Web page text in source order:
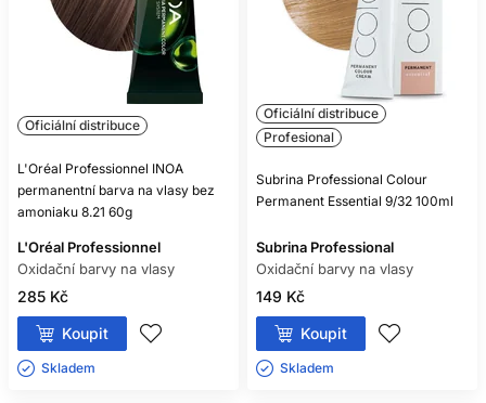
přizpůsobte pokožce i vlasům.
PROFESIONÁLNÍ
PLÁNOVÁNÍ RECEPTURY
Před službou si zapište použitou řadu, odstíny, poměr,
při další návštěvě přesně zopakovat nebo cíleně upravit.
Fotografie při stejném osvětlení je užitečnější než spoléhání
Při korekci, neznámé historii, velmi porézních vlasech nebo
výrazné změně odstínu proveďte zkoušku na pramínku.
Profesionální diagnostika šetří čas i kvalitu vlasů.
ČASTÉ DOTAZY
ZÁKAZNÍKŮ
Oficiální distribuce
L'Oréal Professionnel INOA
permanentní barva na vlasy bez
amoniaku 8.21 60g
L'Oréal Professionnel
Oxidační barvy na vlasy
285 Kč
Koupit
Skladem ㅤ
Oficiální distribuce
Profesional
Subrina Professional Colour
Permanent Essential 9/32 100ml
Subrina Professional
Oxidační barvy na vlasy
149 Kč
Koupit
Skladem ㅤ